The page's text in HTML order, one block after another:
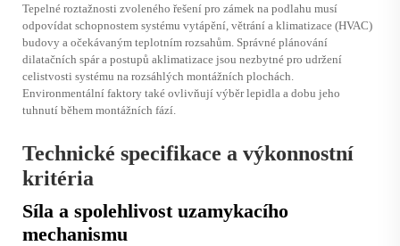
Tepelné roztažnosti zvoleného řešení pro zámek na podlahu musí
odpovídat schopnostem systému vytápění, větrání a klimatizace (HVAC)
budovy a očekávaným teplotním rozsahům. Správné plánování
dilatačních spár a postupů aklimatizace jsou nezbytné pro udržení
celistvosti systému na rozsáhlých montážních plochách.
Environmentální faktory také ovlivňují výběr lepidla a dobu jeho
tuhnutí během montážních fází.
Technické specifikace a výkonnostní
kritéria
Síla a spolehlivost uzamykacího
mechanismu